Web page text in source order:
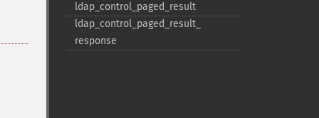
ldap_​control_​paged_​result
ldap_​control_​paged_​result_​
response